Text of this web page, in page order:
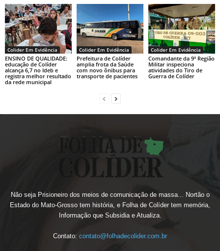
Colider Em Evidência
ENSINO DE QUALIDADE:
educação de Colíder
alcança 6,7 no Ideb e
registra melhor resultado
da rede municipal
Colider Em Evidência
Prefeitura de Colíder
amplia frota da Saúde
com novo ônibus para
transporte de pacientes
Colider Em Evidência
Comandante da 9ª Região
Militar inspeciona
atividades do Tiro de
Guerra de Colíder
Não seja Prisioneiro dos meios de comunicação de massa... Nortão o
Estado do Mato-Grosso tem história, e Folha de Colíder tem memória,
Informação que Subsidia e Atualiza.
Contato: contato@folhadecolider.com.br